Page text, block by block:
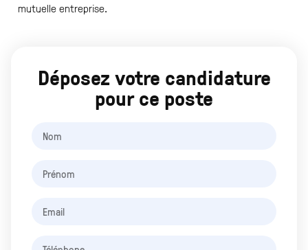
mutuelle entreprise.
Déposez votre candidature
pour ce poste